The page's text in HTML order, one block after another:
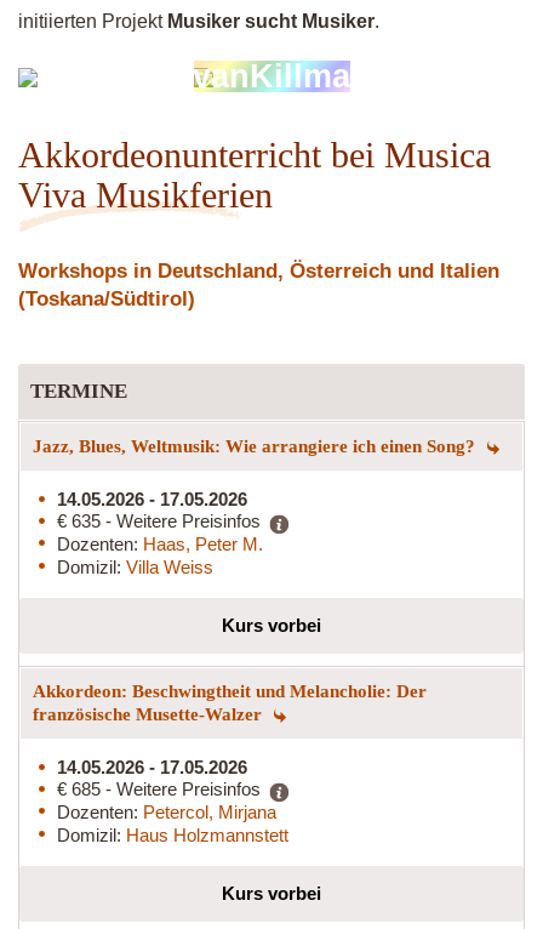
initiierten Projekt Musiker sucht Musiker.
vanKillma
Akkordeonunterricht bei Musica
Viva Musikferien
Workshops in Deutschland, Österreich und Italien
(Toskana/Südtirol)
TERMINE
Jazz, Blues, Weltmusik: Wie arrangiere ich einen Song?
14.05.2026 - 17.05.2026
€ 635 - Weitere Preisinfos
Dozenten: Haas, Peter M.
Domizil: Villa Weiss
Kurs vorbei
Akkordeon: Beschwingtheit und Melancholie: Der
französische Musette-Walzer
14.05.2026 - 17.05.2026
€ 685 - Weitere Preisinfos
Dozenten: Petercol, Mirjana
Domizil: Haus Holzmannstett
Kurs vorbei